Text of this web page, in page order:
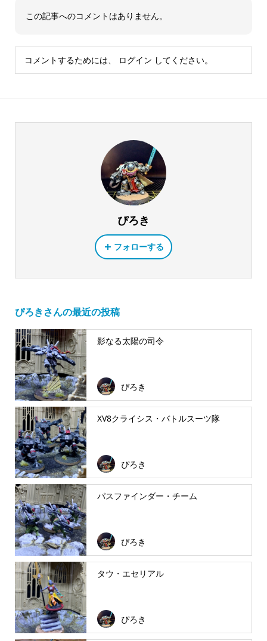
この記事へのコメントはありません。
コメントするためには、 ログイン してください。
ぴろき
フォローする
ぴろきさんの最近の投稿
影なる太陽の司令
ぴろき
XV8クライシス・バトルスーツ隊
ぴろき
パスファインダー・チーム
ぴろき
タウ・エセリアル
ぴろき